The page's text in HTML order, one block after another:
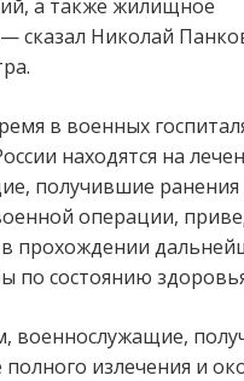
а также жилищное
сказал Николай
в военных
находятся на
получившие ранения
операции,
прохождении
по состоянию
военнослужащие,
полного излечения и